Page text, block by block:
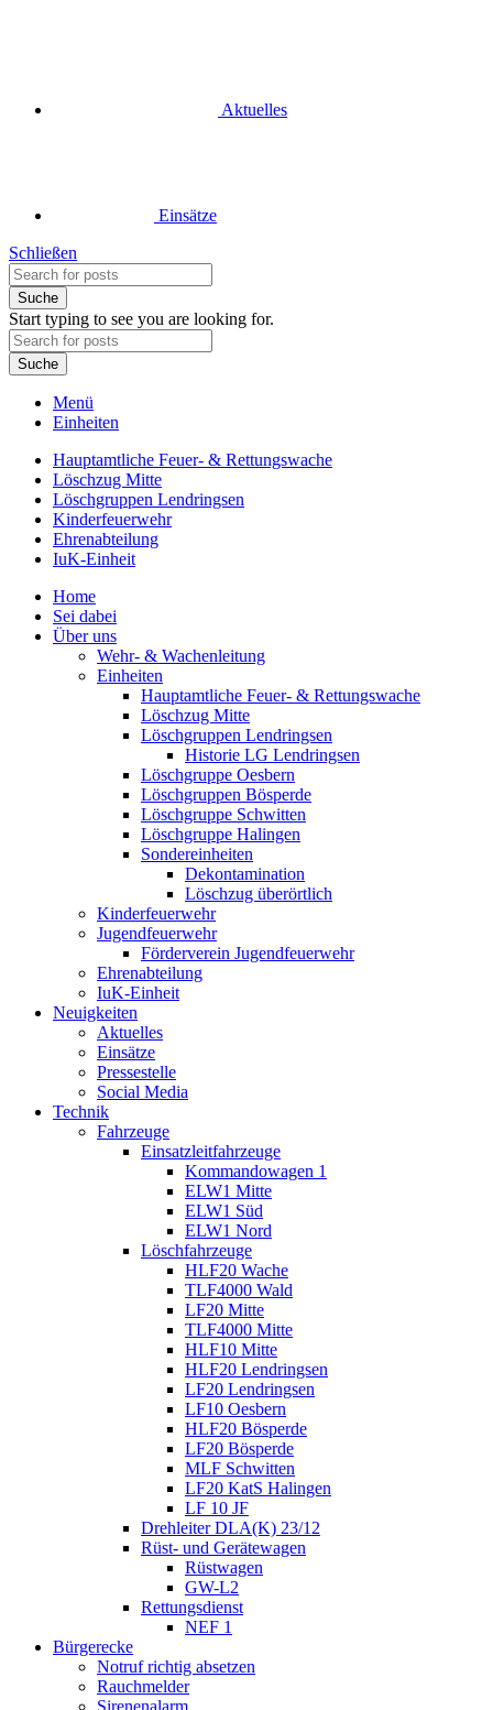
Aktuelles
Einsätze
Schließen
Suche
Start typing to see you are looking for.
Suche
Menü
Einheiten
Hauptamtliche Feuer- & Rettungswache
Löschzug Mitte
Löschgruppen Lendringsen
Kinderfeuerwehr
Ehrenabteilung
IuK-Einheit
Home
Sei dabei
Über uns
Wehr- & Wachenleitung
Einheiten
Hauptamtliche Feuer- & Rettungswache
Löschzug Mitte
Löschgruppen Lendringsen
Historie LG Lendringsen
Löschgruppe Oesbern
Löschgruppen Bösperde
Löschgruppe Schwitten
Löschgruppe Halingen
Sondereinheiten
Dekontamination
Löschzug überörtlich
Kinderfeuerwehr
Jugendfeuerwehr
Förderverein Jugendfeuerwehr
Ehrenabteilung
IuK-Einheit
Neuigkeiten
Aktuelles
Einsätze
Pressestelle
Social Media
Technik
Fahrzeuge
Einsatzleitfahrzeuge
Kommandowagen 1
ELW1 Mitte
ELW1 Süd
ELW1 Nord
Löschfahrzeuge
HLF20 Wache
TLF4000 Wald
LF20 Mitte
TLF4000 Mitte
HLF10 Mitte
HLF20 Lendringsen
LF20 Lendringsen
LF10 Oesbern
HLF20 Bösperde
LF20 Bösperde
MLF Schwitten
LF20 KatS Halingen
LF 10 JF
Drehleiter DLA(K) 23/12
Rüst- und Gerätewagen
Rüstwagen
GW-L2
Rettungsdienst
NEF 1
Bürgerecke
Notruf richtig absetzen
Rauchmelder
Sirenenalarm